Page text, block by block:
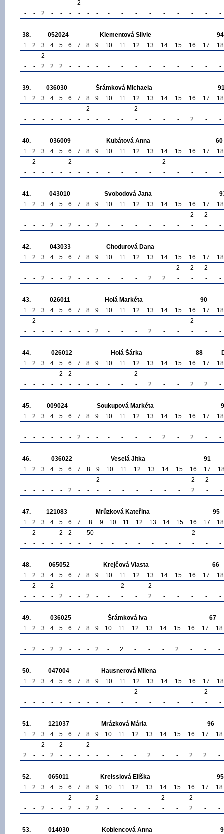
-
- - - - - 2 - - - - - - - - - -
-
-
- 2 - - - - - - - - - - - - - - -
38. 052024 Klementová Silvie
94
1
2 3 4 5 6 7 8 9 10 11 12 13 14 15 16 17
18
-
- 2 - - - - - - - - - - - - - -
-
-
- 2 2 2 - - - - - - - - - - - - -
39. 036030 Šrámková Michaela
1
2 3 4 5 6 7 8 9 10 11 12 13 14 15 16 17
18
-
- - - - - - 2 - - - 2 - - - - -
-
-
- - - - - - - - - - - - - - 2 - -
40. 036009 Kubátová Anna
60
1
2 3 4 5 6 7 8 9 10 11 12 13 14 15 16 17
18
-
2 - - - 2 - - - - - - - 2 - - -
-
-
- - - - - - - - - - - - - - - - -
41. 043010 Svobodová Jana
1
2 3 4 5 6 7 8 9 10 11 12 13 14 15 16 17
18
-
- - - - - - - - - - - - - - 2 2
-
-
- - 2 - 2 - - 2 - - - - - - - - -
42. 043033
Chodurová Dana
1
2 3 4 5 6 7 8 9 10 11 12 13 14 15 16 17
18
-
- - - - - - - - - - - - - 2 2 2
-
-
- 2 - - 2 - - - - - - 2 2 - - - -
43. 026011 Holá Markéta
90
1
2 3 4 5 6 7 8 9 10 11 12 13 14 15 16 17
18
-
2 - - - - - - - - - - - - - 2 -
-
-
- - - - - - - 2 - - - 2 - - - - -
44. 026012 Holá Šárka 88
1
2 3 4 5 6 7 8 9 10 11 12 13 14 15 16 17
18
-
- - - 2 2 - - - - - 2 - - - - -
-
-
- - - - - - - - - - - 2 - - 2 2 -
45. 009024 Soukupová Markéta
1
2 3 4 5 6 7 8 9 10 11 12 13 14 15 16 17
18
-
- - - - - - - - - - - - - - - -
-
-
- - - - - 2 - - - - - - 2 - 2 - -
46. 036022 Veselá Jitka
91
1
2 3 4 5 6 7 8 9 10 11 12 13 14 15 16 17
-
- - - - - - - 2 - - - - - - 2 2
-
-
- - - - 2 - - - - - - - - - 2 - -
47. 121083 Mrůzková Kateřina
95
1
2 3 4 5 6 7 8 9 10 11 12 13 14 15 16 17
18
-
2 - - 2 2 - 50 - - - - - - - 2 -
-
-
- - - - - - - - - - - - - - - - -
48. 065052 Krejčová Vlasta
66
1
2 3 4 5 6 7 8 9 10 11 12 13 14 15 16 17
18
-
2 - 2 - - - - - - 2 - 2 - - - -
-
-
- - - 2 - - 2 - - - - 2 - - - - -
49. 036025 Šrámková Iva
67
1
2 3 4 5 6 7 8 9 10 11 12 13 14 15 16 17
18
-
- - - - - - - - - - - - - - - -
-
-
2 - 2 2 - - - 2 - 2 - - - 2 - - -
50. 047004
Hausnerová Milena
1
2 3 4 5 6 7 8 9 10 11 12 13 14 15 16 17
18
-
- - - - - - - - - - 2 - - - - 2
-
-
- - - - - - - - - - - - - - - - -
51. 121037 Mrázková Mária
96
1
2 3 4 5 6 7 8 9 10 11 12 13 14 15 16 17
18
-
- 2 - 2 - - 2 - - - - - - - - -
-
2
- - 2 - - - - - - - - 2 - - 2 2 -
52. 065011 Kreisslová Eliška
95
1
2 3 4 5 6 7 8 9 10 11 12 13 14 15 16 17
18
-
- - - - 2 - - 2 - - - - 2 - 2 -
-
-
- 2 - - 2 - 2 2 - - - - - - 2 - -
53. 014030 Koblencová Anna